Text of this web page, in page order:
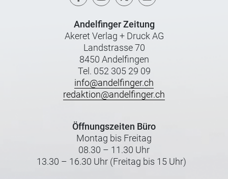
Andelfinger Zeitung
Akeret Verlag + Druck AG
Landstrasse 70
8450 Andelfingen
Tel. 052 305 29 09
info@andelfinger.ch
redaktion@andelfinger.ch
Öffnungszeiten Büro
Montag bis Freitag
08.30 – 11.30 Uhr
13.30 – 16.30 Uhr (Freitag bis 15 Uhr)